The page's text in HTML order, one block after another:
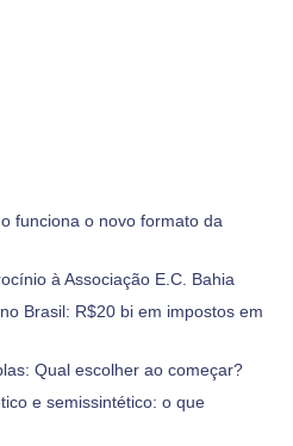
funciona o novo formato da
à Associação E.C. Bahia
Brasil: R$20 bi em impostos em
Qual escolher ao começar?
e semissintético: o que